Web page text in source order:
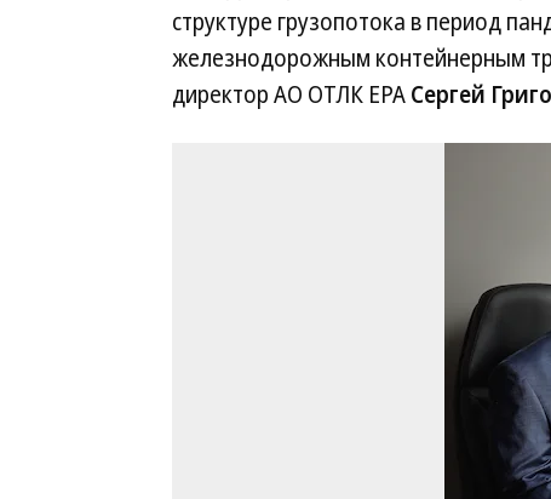
структуре грузопотока в период
железнодорожным контейнерным
директор АО ОТЛК ЕРАСергей